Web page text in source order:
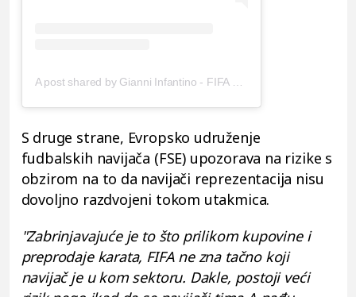
S druge strane, Evropsko udruženje
fudbalskih navijača (FSE) upozorava na rizike s
obzirom na to da navijači reprezentacija nisu
dovoljno razdvojeni tokom utakmica.
"Zabrinjavajuće je to što prilikom kupovine i
preprodaje karata, FIFA ne zna tačno koji
navijač je u kom sektoru. Dakle, postoji veći